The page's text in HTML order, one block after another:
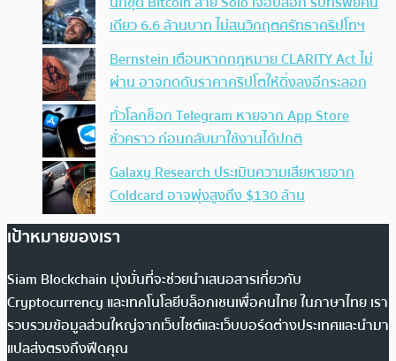
เดียว 6.6 ล้านบาท ไม่สนวิกฤตศรัทธาคริปโทฯ
Bernstein เตือนหากกฎหมาย CLARITY Act ไม่
ผ่าน อาจกดดันราคาคริปโตให้ดิ่งลงอีกระลอก
ทั่วโลกช็อก Telegram หายจาก App Store
ชั่วคราว ก่อนกลับมาใช้งานได้ปกติ
Galaxy Research ประเมินความเสียหายจาก
Coldcard อาจพุ่งสูงถึง $130 ล้าน
เป้าหมายของเรา
Siam Blockchain มุ่งมั่นที่จะช่วยนำเสนอสารเกี่ยวกับ
Cryptocurrency และเทคโนโลยีบล็อกเชนเพื่อคนไทย ในภาษาไทย เรา
รวบรวมข้อมูลส่วนใหญ่จากเว็บไซต์และเว็บบอร์ดต่างประเทศและนำมา
แปลส่งตรงถึงฟีดคุณ